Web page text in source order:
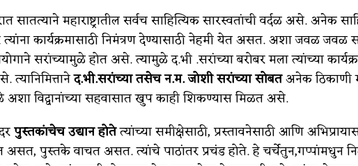
सातत्याने महाराष्ट्रातील सर्वच साहित्यिक सारस्वतांची वर्दळ असे. अनेक
त्यांना कार्यक्रमासाठी निमंत्रण देण्यासाठी नेहमी येत असत. अशा जवळ जवळ
सरांच्यामुळे होत असे. त्यामुळे द.भी .सरांच्या बरोबर मला त्यांच्या
द.भी.सरांच्या तसेच न.म. जोशी सरांच्या सोबतअनेक ठिकाणी
अशा विद्वानांच्या सहवासात खुप काही शिकण्यास मिळत असे.
पुस्तकांचेच उद्यान होतेत्यांच्या समीक्षेसाठी, प्रस्तावनेसाठी आणि
असत, पुस्तके वाचत असत. त्यांचे पाठांतर प्रचंड होते. हे चर्चेतुन,गप्पांमधुन